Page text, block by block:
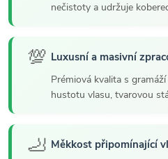
nečistoty a udržuje
💯 Luxusní a masivní
Prémiová kvalita s
hustotu vlasu, tvarovou
🦶 Měkkost připomínající